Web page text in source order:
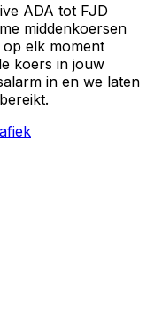
ADA tot FJD
middenkoersen
op elk moment
koers in jouw
in en we laten